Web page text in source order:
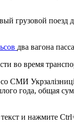
грузовой поезд
два вагона
во время
СМИ
года, общая
и нажмите